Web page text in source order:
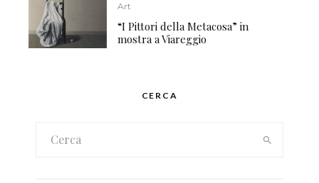
Art
“I Pittori della Metacosa” in
mostra a Viareggio
CERCA